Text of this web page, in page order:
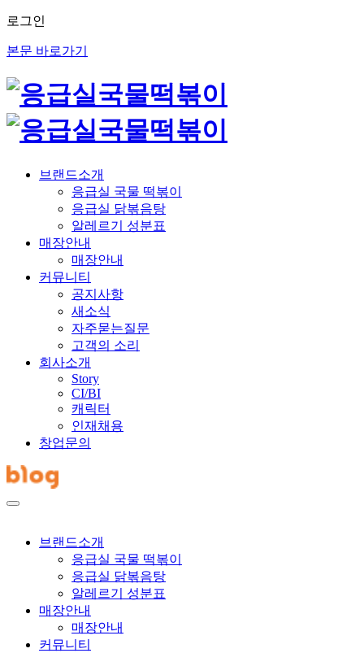
로그인
본문 바로가기
브랜드소개
응급실 국물 떡볶이
응급실 닭볶음탕
알레르기 성분표
매장안내
매장안내
커뮤니티
공지사항
새소식
자주묻는질문
고객의 소리
회사소개
Story
CI/BI
캐릭터
인재채용
창업문의
브랜드소개
응급실 국물 떡볶이
응급실 닭볶음탕
알레르기 성분표
매장안내
매장안내
커뮤니티